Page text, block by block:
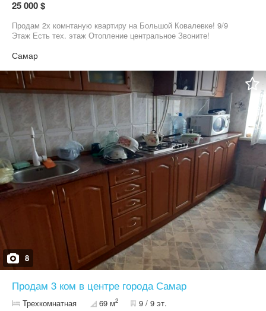
25 000 $
Продам 2х комнтаную квартиру на Большой Ковалевке! 9/9
Этаж Есть тех. этаж Отопление центральное Звоните!
Самар
8
Продам 3 ком в центре города Самар
Трехкомнатная 69 м2 9 / 9 эт.